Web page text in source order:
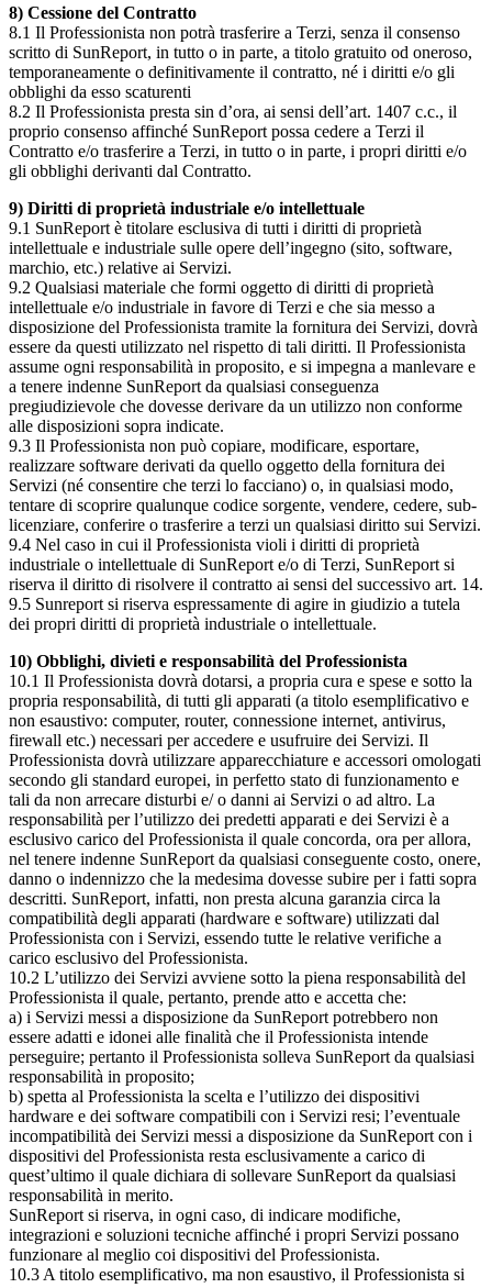
8) Cessione del Contratto
8.1 Il Professionista non potrà trasferire a Terzi, senza il consenso
scritto di SunReport, in tutto o in parte, a titolo gratuito od oneroso,
temporaneamente o definitivamente il contratto, né i diritti e/o gli
obblighi da esso scaturenti
8.2 Il Professionista presta sin d’ora, ai sensi dell’art. 1407 c.c., il
proprio consenso affinché SunReport possa cedere a Terzi il
Contratto e/o trasferire a Terzi, in tutto o in parte, i propri diritti e/o
gli obblighi derivanti dal Contratto.
9) Diritti di proprietà industriale e/o intellettuale
9.1 SunReport è titolare esclusiva di tutti i diritti di proprietà
intellettuale e industriale sulle opere dell’ingegno (sito, software,
marchio, etc.) relative ai Servizi.
9.2 Qualsiasi materiale che formi oggetto di diritti di proprietà
intellettuale e/o industriale in favore di Terzi e che sia messo a
disposizione del Professionista tramite la fornitura dei Servizi, dovrà
essere da questi utilizzato nel rispetto di tali diritti. Il Professionista
assume ogni responsabilità in proposito, e si impegna a manlevare e
a tenere indenne SunReport da qualsiasi conseguenza
pregiudizievole che dovesse derivare da un utilizzo non conforme
alle disposizioni sopra indicate.
9.3 Il Professionista non può copiare, modificare, esportare,
realizzare software derivati da quello oggetto della fornitura dei
Servizi (né consentire che terzi lo facciano) o, in qualsiasi modo,
tentare di scoprire qualunque codice sorgente, vendere, cedere, sub-
licenziare, conferire o trasferire a terzi un qualsiasi diritto sui Servizi.
9.4 Nel caso in cui il Professionista violi i diritti di proprietà
industriale o intellettuale di SunReport e/o di Terzi, SunReport si
riserva il diritto di risolvere il contratto ai sensi del successivo art. 14.
9.5 Sunreport si riserva espressamente di agire in giudizio a tutela
dei propri diritti di proprietà industriale o intellettuale.
10) Obblighi, divieti e responsabilità del Professionista
10.1 Il Professionista dovrà dotarsi, a propria cura e spese e sotto la
propria responsabilità, di tutti gli apparati (a titolo esemplificativo e
non esaustivo: computer, router, connessione internet, antivirus,
firewall etc.) necessari per accedere e usufruire dei Servizi. Il
Professionista dovrà utilizzare apparecchiature e accessori omologati
secondo gli standard europei, in perfetto stato di funzionamento e
tali da non arrecare disturbi e/ o danni ai Servizi o ad altro. La
responsabilità per l’utilizzo dei predetti apparati e dei Servizi è a
esclusivo carico del Professionista il quale concorda, ora per allora,
nel tenere indenne SunReport da qualsiasi conseguente costo, onere,
danno o indennizzo che la medesima dovesse subire per i fatti sopra
descritti. SunReport, infatti, non presta alcuna garanzia circa la
compatibilità degli apparati (hardware e software) utilizzati dal
Professionista con i Servizi, essendo tutte le relative verifiche a
carico esclusivo del Professionista.
10.2 L’utilizzo dei Servizi avviene sotto la piena responsabilità del
Professionista il quale, pertanto, prende atto e accetta che:
a) i Servizi messi a disposizione da SunReport potrebbero non
essere adatti e idonei alle finalità che il Professionista intende
perseguire; pertanto il Professionista solleva SunReport da qualsiasi
responsabilità in proposito;
b) spetta al Professionista la scelta e l’utilizzo dei dispositivi
hardware e dei software compatibili con i Servizi resi; l’eventuale
incompatibilità dei Servizi messi a disposizione da SunReport con i
dispositivi del Professionista resta esclusivamente a carico di
quest’ultimo il quale dichiara di sollevare SunReport da qualsiasi
responsabilità in merito.
SunReport si riserva, in ogni caso, di indicare modifiche,
integrazioni e soluzioni tecniche affinché i propri Servizi possano
funzionare al meglio coi dispositivi del Professionista.
10.3 A titolo esemplificativo, ma non esaustivo, il Professionista si